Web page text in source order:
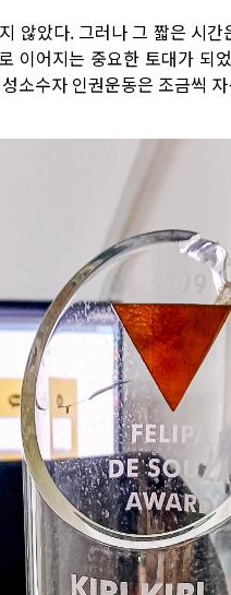
않았다. 그러나 그 짧은 시
이어지는 중요한 토대가 되
소수자 인권운동은 조금씩